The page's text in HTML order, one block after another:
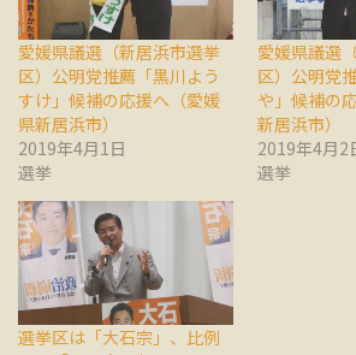
愛媛県議選（新居浜市選挙
区）公明党推薦「黒川よう
すけ」候補の応援へ（愛媛
県新居浜市）
2019年4月1日
選挙
愛媛県議選
区）公明党
や」候補の
新居浜市）
2019年4月2
選挙
選挙区は「大石宗」、比例